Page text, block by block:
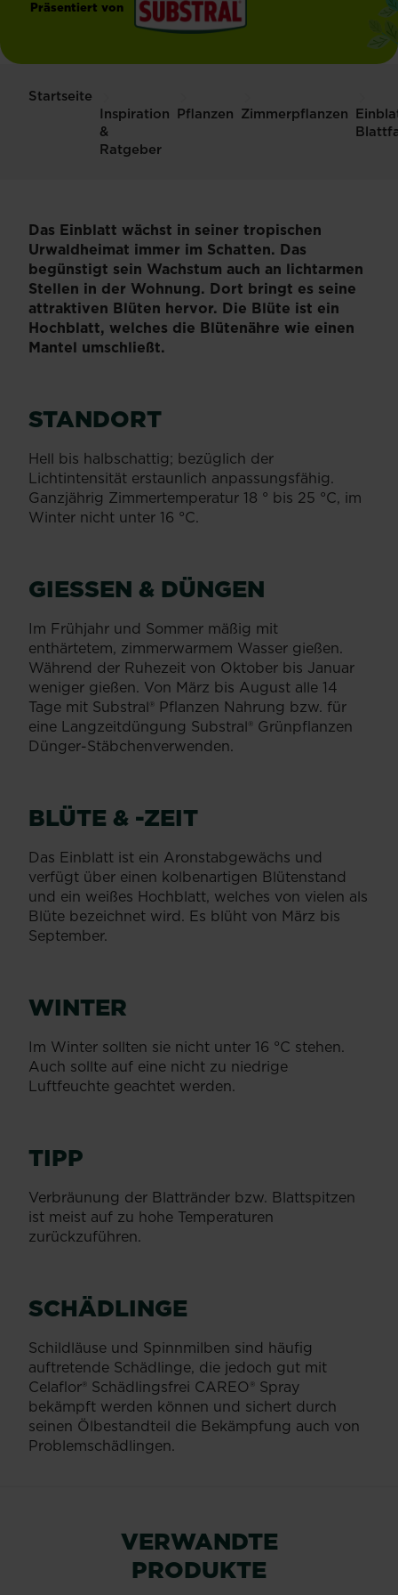
Präsentiert von
Startseite
Inspiration
&
Ratgeber
Pflanzen Zimmerpflanzen
Das Einblatt wächst in seiner tropischen
Urwaldheimat immer im Schatten. Das
begünstigt sein Wachstum auch an lichtarmen
Stellen in der Wohnung. Dort bringt es seine
attraktiven Blüten hervor. Die Blüte ist ein
Hochblatt, welches die Blütenähre wie einen
Mantel umschließt.
STANDORT
Hell bis halbschattig; bezüglich der
Lichtintensität erstaunlich anpassungsfähig.
Ganzjährig Zimmertemperatur 18 ° bis 25 °C, im
Winter nicht unter 16 °C.
GIESSEN & DÜNGEN
Im Frühjahr und Sommer mäßig mit
enthärtetem, zimmerwarmem Wasser gießen.
Während der Ruhezeit von Oktober bis Januar
weniger gießen. Von März bis August alle 14
Tage mit Substral® Pflanzen Nahrung bzw. für
eine Langzeitdüngung Substral® Grünpflanzen
Dünger-Stäbchenverwenden.
BLÜTE & -ZEIT
Das Einblatt ist ein Aronstabgewächs und
verfügt über einen kolbenartigen Blütenstand
und ein weißes Hochblatt, welches von vielen als
Blüte bezeichnet wird. Es blüht von März bis
September.
WINTER
Im Winter sollten sie nicht unter 16 °C stehen.
Auch sollte auf eine nicht zu niedrige
Luftfeuchte geachtet werden.
TIPP
Verbräunung der Blattränder bzw. Blattspitzen
ist meist auf zu hohe Temperaturen
zurückzuführen.
SCHÄDLINGE
Schildläuse und Spinnmilben sind häufig
auftretende Schädlinge, die jedoch gut mit
Celaflor® Schädlingsfrei CAREO® Spray
bekämpft werden können und sichert durch
seinen Ölbestandteil die Bekämpfung auch von
Problemschädlingen.
VERWANDTE
PRODUKTE